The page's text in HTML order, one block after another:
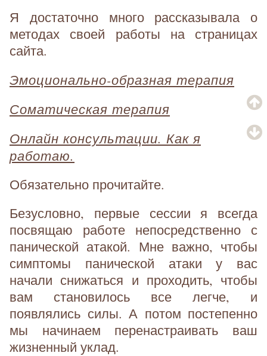
Я достаточно много рассказывала о
методах своей работы на страницах
сайта.
Эмоционально-образная терапия
Соматическая терапия
Онлайн консультации. Как я
работаю.
Обязательно прочитайте.
Безусловно, первые сессии я всегда
посвящаю работе непосредственно с
панической атакой. Мне важно, чтобы
симптомы панической атаки у вас
начали снижаться и проходить, чтобы
вам становилось все легче, и
появлялись силы. А потом постепенно
мы начинаем перенастраивать ваш
жизненный уклад.